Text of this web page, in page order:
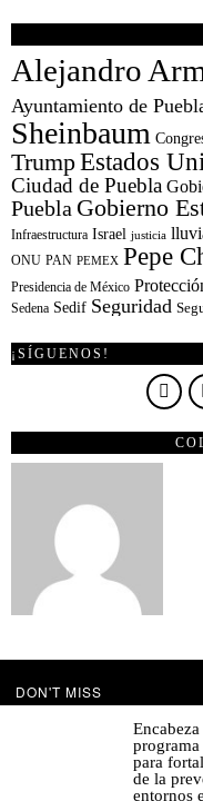
Alejandro
Ayuntamiento de
Sheinbaum
TrumpEstados
Ciudad de Puebla
Puebla Gobierno
Infraestructura Israel justicia
ONU PAN PEMEX Pepe
Presidencia de México
Sedena Sedif Seguridad
¡SÍGUENOS!
DON'T MISS
programa
para
de la
entornos